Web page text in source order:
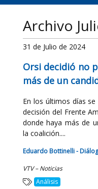
Archivo
31 de Julio de 2024
Orsi decidió no
más de un
En los últimos días
decisión del Frente
donde haya más de
la coalición....
Eduardo Bottinelli -
VTV – Noticias
Análisis